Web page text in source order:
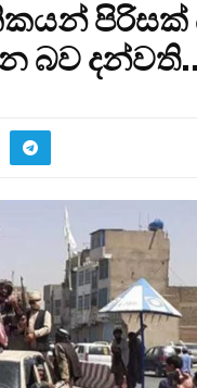
පිරිසක්
බව දන්වති..